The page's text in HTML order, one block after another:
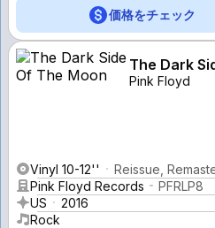
価格をチェック
The Dark
Pink Floyd
Vinyl 10-12''
Reissue,
Pink Floyd Records
PFRLP8
US
2016
Rock